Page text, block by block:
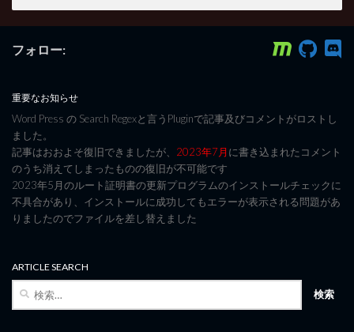
フォロー:
重要なお知らせ
Word Press の Search Regexと言うPluginで記事及びコメントがロストし
ました。
記事はおおよそ復旧できましたが、 2023年7月に書き込まれたコメント
のうち消えてしまったものの復旧が不可能です
2023年5月のルート証明書の更新プログラムのインストールチェックに
不具合があり、インストールに成功してもエラーが表示される問題があ
りましたのでファイルを差し替えました
ARTICLE SEARCH